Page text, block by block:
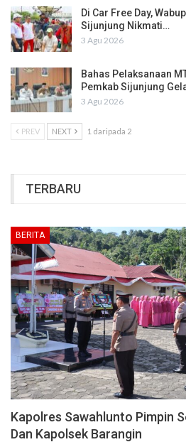
Di Car Free Day,
Sijunjung Nikmati…
3 Agu 2026
Bahas Pelaksanaan
Pemkab Sijunjung
3 Agu 2026
PREV NEXT 1 daripada 2
TERBARU
BERITA
Kapolres Sawahlunto Pimpin
Dan Kapolsek Barangin